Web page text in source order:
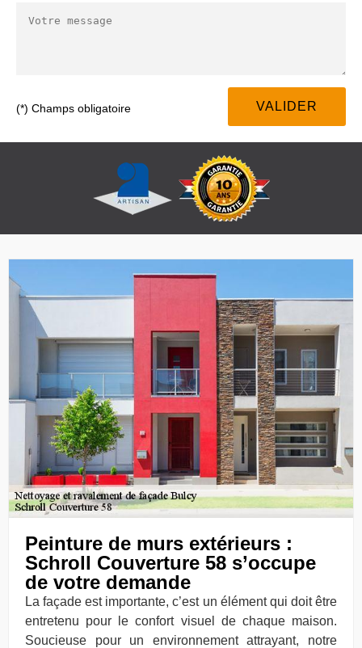
(*) Champs obligatoire
Peinture de murs extérieurs :
Schroll Couverture 58 s’occupe
de votre demande
La façade est importante, c’est un élément qui doit être
entretenu pour le confort visuel de chaque maison.
Soucieuse pour un environnement attrayant, notre